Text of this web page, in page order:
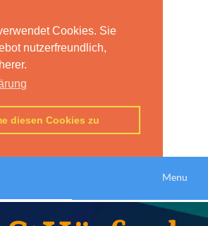
Cookies. Sie
nutzerfreundlich,
diesen Cookies zu
Menu